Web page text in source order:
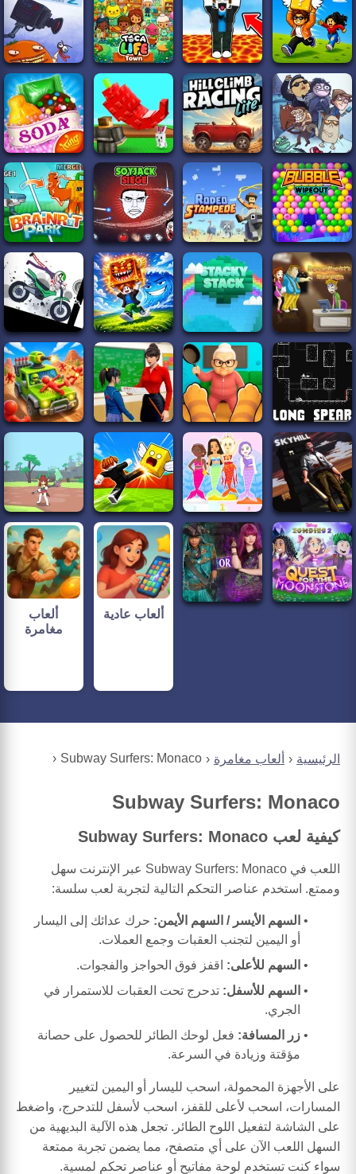
الرئيسية ألعاب مغامرة Subway Surfers: Monaco
Subway Surfers: Monaco
كيفية لعب Subway Surfers: Monaco
اللعب في Subway Surfers: Monaco عبر الإنترنت سهل
وممتع. استخدم عناصر التحكم التالية لتجربة لعب سلسة:
السهم الأيسر / السهم الأيمن: حرك عدائك إلى اليسار
أو اليمين لتجنب العقبات وجمع العملات.
السهم للأعلى: اقفز فوق الحواجز والفجوات.
السهم للأسفل: تدحرج تحت العقبات للاستمرار في
الجري.
زر المسافة: فعل لوحك الطائر للحصول على حصانة
مؤقتة وزيادة في السرعة.
على الأجهزة المحمولة، اسحب لليسار أو اليمين لتغيير
المسارات، اسحب لأعلى للقفز، اسحب لأسفل للتدحرج، واضغط
على الشاشة لتفعيل اللوح الطائر. تجعل هذه الآلية البديهية من
السهل اللعب الآن على أي متصفح، مما يضمن تجربة ممتعة
سواء كنت تستخدم لوحة مفاتيح أو عناصر تحكم لمسية.
ألعاب عادية
ألعاب
مغامرة